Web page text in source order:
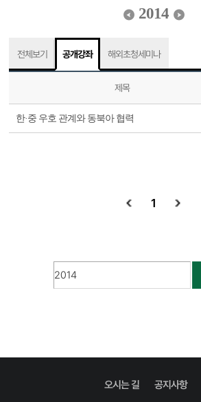
2014
전체보기 공개강좌 해외초청세미나
제목
한·중 우호 관계와 동북아 협력
1
오시는 길 공지사항